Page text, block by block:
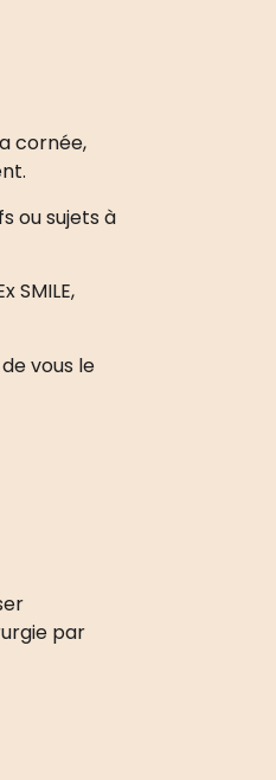
cornée,
ou sujets à
SMILE,
vous le
par